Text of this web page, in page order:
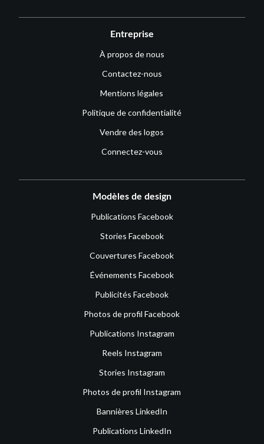
Entreprise
À propos de nous
Contactez-nous
Mentions légales
Politique de confidentialité
Vendre des logos
Connectez-vous
Modèles de design
Publications Facebook
Stories Facebook
Couvertures Facebook
Événements Facebook
Publicités Facebook
Photos de profil Facebook
Publications Instagram
Reels Instagram
Stories Instagram
Photos de profil Instagram
Bannières LinkedIn
Publications LinkedIn